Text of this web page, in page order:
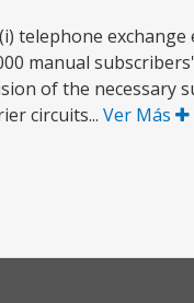
telephone exchange
manual
of the necessary
circuits... Ver Más